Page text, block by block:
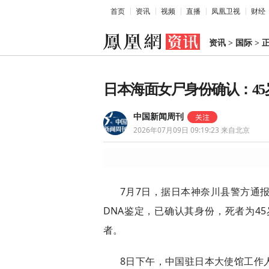
首页 资讯 视频 直播 凤凰卫视 财经
资讯 > 国际 >
日本海面女尸身份确认：
中国新闻周刊
2026年07月09日 09:19:23 来自北京
7月7日，据日本神奈川县警方通
DNA鉴定，已确认其身份，死者为
者。
8日下午，中国驻日本大使馆工